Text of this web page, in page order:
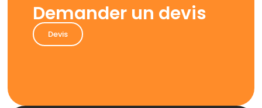
Demander un devis
Devis